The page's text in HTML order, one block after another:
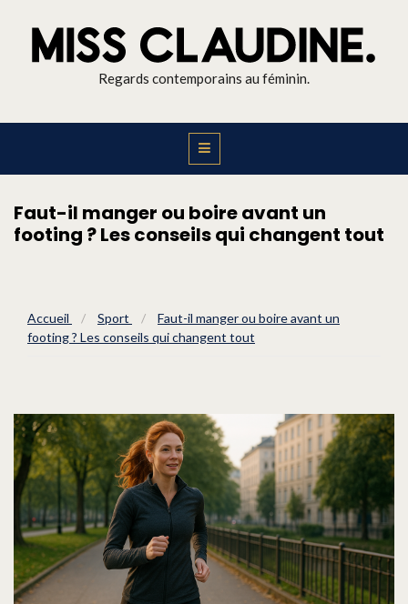
Regards contemporains au féminin.
Faut-il manger ou boire avant un
footing ? Les conseils qui changent tout
Accueil / Sport /
Faut-il manger ou boire avant un
footing ? Les conseils qui changent tout